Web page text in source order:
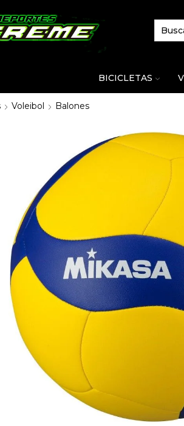
BICICLETAS
Voleibol Balones